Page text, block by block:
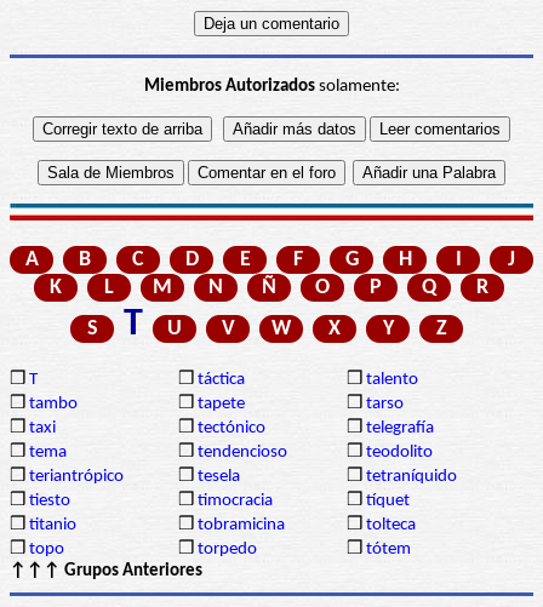
Miembros Autorizadossolamente:
A B C D E F G H I
J
K
L M N Ñ O P Q
R
S
T U V W X Y Z
❒ T ❒ táctica ❒ talento
❒ tambo ❒ tapete ❒ tarso
❒ taxi ❒ tectónico ❒ telegrafía
❒ tema ❒ tendencioso ❒ teodolito
❒ teriantrópico ❒ tesela ❒ tetraníquido
❒ tiesto ❒ timocracia ❒ tíquet
❒ titanio ❒ tobramicina ❒ tolteca
❒ topo ❒ torpedo ❒ tótem
↑↑↑ Grupos Anteriores